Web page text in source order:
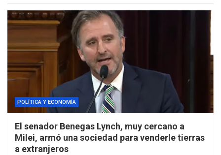
POLÍTICA Y ECONOMÍA
El senador Benegas Lynch, muy cercano a
Milei, armó una sociedad para venderle tierras
a extranjeros